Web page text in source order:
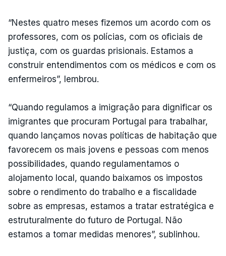
“Nestes quatro meses fizemos um acordo com os
professores, com os polícias, com os oficiais de
justiça, com os guardas prisionais. Estamos a
construir entendimentos com os médicos e com os
enfermeiros”, lembrou.
“Quando regulamos a imigração para dignificar os
imigrantes que procuram Portugal para trabalhar,
quando lançamos novas políticas de habitação que
favorecem os mais jovens e pessoas com menos
possibilidades, quando regulamentamos o
alojamento local, quando baixamos os impostos
sobre o rendimento do trabalho e a fiscalidade
sobre as empresas, estamos a tratar estratégica e
estruturalmente do futuro de Portugal. Não
estamos a tomar medidas menores”, sublinhou.